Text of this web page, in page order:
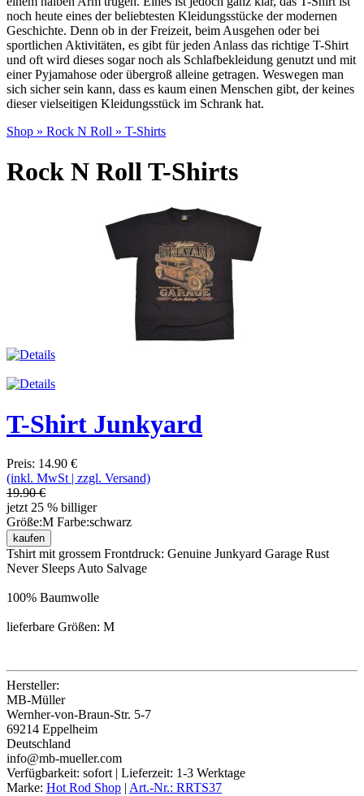
noch heute eines der beliebtesten Kleidungsstücke der modernen
Geschichte. Denn ob in der Freizeit, beim Ausgehen oder bei
sportlichen Aktivitäten, es gibt für jeden Anlass das richtige T-Shirt
und oft wird dieses sogar noch als Schlafbekleidung genutzt und mit
einer Pyjamahose oder übergroß alleine getragen. Weswegen man
sich sicher sein kann, dass es kaum einen Menschen gibt, der keines
dieser vielseitigen Kleidungsstück im Schrank hat.
Shop » Rock N Roll » T-Shirts
Rock N Roll T-Shirts
T-Shirt Junkyard
Preis: 14.90 €
(inkl. MwSt | zzgl. Versand)
19.90 €
jetzt 25 % billiger
Größe:M Farbe:schwarz
kaufen
Tshirt mit grossem Frontdruck: Genuine Junkyard Garage Rust
Never Sleeps Auto Salvage
100% Baumwolle
lieferbare Größen: M
Hersteller:
MB-Müller
Wernher-von-Braun-Str. 5-7
69214 Eppelheim
Deutschland
info@mb-mueller.com
Verfügbarkeit: sofort | Lieferzeit: 1-3 Werktage
Marke: Hot Rod Shop | Art.-Nr.: RRTS37